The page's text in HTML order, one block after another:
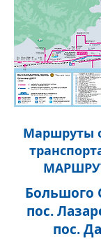
Маршруты
Большого
пос.
пос.